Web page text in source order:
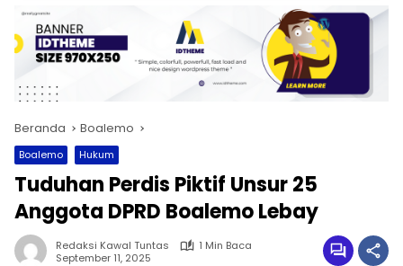
Beranda Boalemo
Boalemo Hukum
Tuduhan Perdis Piktif Unsur 25
Anggota DPRD Boalemo Lebay
Redaksi Kawal Tuntas
1 Min Baca
September 11, 2025